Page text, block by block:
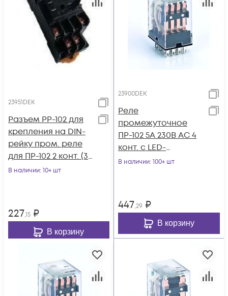
23951DEK
Разъем РР-102 для
крепления на DIN-
рейку пром. реле
для ПР-102 2 конт. (3-
5)А DEKraft 23951DEK
В наличии: 10+ шт
227,15 ₽
В корзину
23900DEK
Реле
промежуточное
ПР-102 5А 230В AC 4
конт. с LED-
индикацией DEKraft
В наличии: 100+ шт
447,29 ₽
В корзину